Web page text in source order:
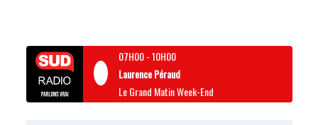
07H00-10H00
Laurence Péraud
Le Grand Matin Week-End